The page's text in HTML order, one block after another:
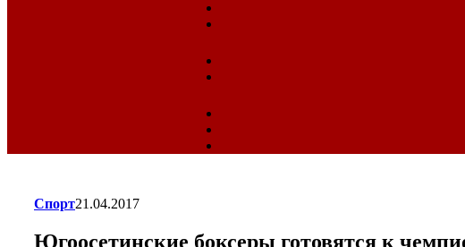
Спорт21.04.2017
Югоосетинские боксеры готовятся к